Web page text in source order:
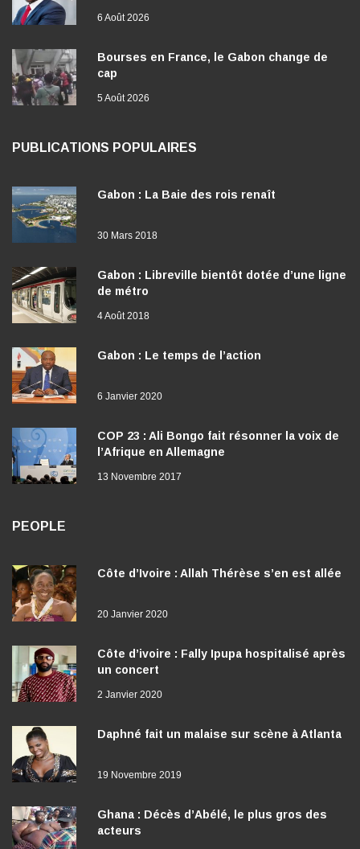
6 Août 2026
Bourses en France, le Gabon change de
cap
5 Août 2026
PUBLICATIONS POPULAIRES
Gabon : La Baie des rois renaît
30 Mars 2018
Gabon : Libreville bientôt dotée d’une ligne
de métro
4 Août 2018
Gabon : Le temps de l’action
6 Janvier 2020
COP 23 : Ali Bongo fait résonner la voix de
l’Afrique en Allemagne
13 Novembre 2017
PEOPLE
Côte d’Ivoire : Allah Thérèse s’en est allée
20 Janvier 2020
Côte d’ivoire : Fally Ipupa hospitalisé après
un concert
2 Janvier 2020
Daphné fait un malaise sur scène à Atlanta
19 Novembre 2019
Ghana : Décès d’Abélé, le plus gros des
acteurs